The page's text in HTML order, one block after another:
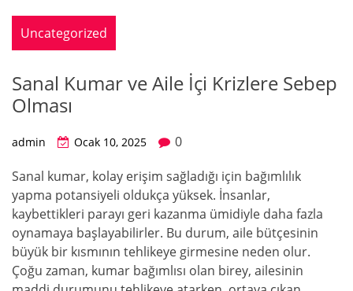
Uncategorized
Sanal Kumar ve Aile İçi Krizlere Sebep
Olması
admin Ocak 10, 2025
0
Sanal kumar, kolay erişim sağladığı için bağımlılık
yapma potansiyeli oldukça yüksek. İnsanlar,
kaybettikleri parayı geri kazanma ümidiyle daha fazla
oynamaya başlayabilirler. Bu durum, aile bütçesinin
büyük bir kısmının tehlikeye girmesine neden olur.
Çoğu zaman, kumar bağımlısı olan birey, ailesinin